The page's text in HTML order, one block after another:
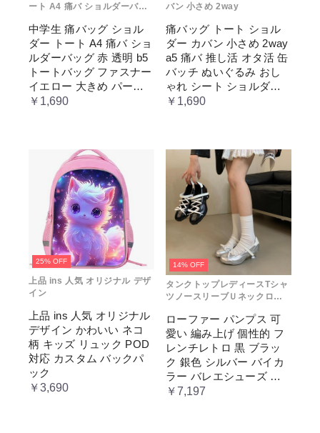
ート A4 痛バ ショルダーバッ
中学生 痛バッグ ショル
ダー トート A4 痛バ ショ
ルダーバッグ 赤 透明 b5
トートバッグ ファスナー
イエロー 大きめ パープ
ル 水色 いたばっく 痛バ
推し色 肩掛け レディー
￥1,690
バン 小さめ 2way
痛バッグ トート ショル
ダー カバン 小さめ 2way
a5 痛バ 推し活 オタ活 缶
バッチ ぬいぐるみ おし
ゃれ シート ショルダー
バッグ 透明 ポケット ク
￥1,690
25% OFF
上品 ins 人気 オリジナル デザ
イン
上品 ins 人気 オリジナル
デザイン かわいい ネコ
柄 キッズ リュック POD
対応 カスタム バックパ
ック
￥3,690
14% OFF
タンクトップレディースTシャ
ツノースリーブＵネックロゴ
ローファー パンプス 可
愛い 編み上げ 個性的 フ
レンチレトロ 黒 ブラッ
ク 銀色 シルバー バイカ
ラー バレエシューズ 変
形ヒール 3.5cm ガーリー
￥7,197